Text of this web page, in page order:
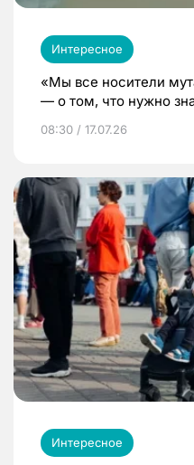
Интересное
«Мы все носители
— о том, что нужно
08:30 / 17.07.26
Интересное